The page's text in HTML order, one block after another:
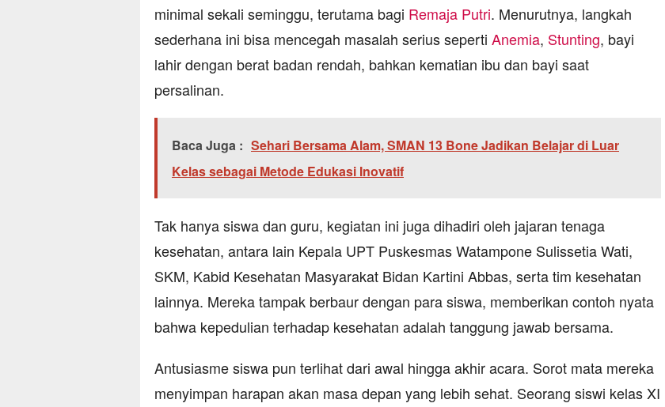
minimal sekali seminggu, terutama bagi Remaja Putri. Menurutnya, langkah
sederhana ini bisa mencegah masalah serius seperti Anemia, Stunting, bayi
lahir dengan berat badan rendah, bahkan kematian ibu dan bayi saat
persalinan.
Baca Juga : Sehari Bersama Alam, SMAN 13 Bone Jadikan Belajar di Luar
Kelas sebagai Metode Edukasi Inovatif
Tak hanya siswa dan guru, kegiatan ini juga dihadiri oleh jajaran tenaga
kesehatan, antara lain Kepala UPT Puskesmas Watampone Sulissetia Wati,
SKM, Kabid Kesehatan Masyarakat Bidan Kartini Abbas, serta tim kesehatan
lainnya. Mereka tampak berbaur dengan para siswa, memberikan contoh nyata
bahwa kepedulian terhadap kesehatan adalah tanggung jawab bersama.
Antusiasme siswa pun terlihat dari awal hingga akhir acara. Sorot mata mereka
menyimpan harapan akan masa depan yang lebih sehat. Seorang siswi kelas XI